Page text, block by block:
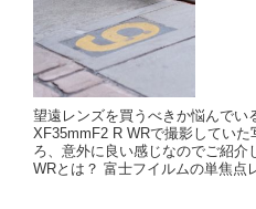
望遠レンズを買うべきか悩んでい
XF35mmF2 R WRで撮影してい
ろ、意外に良い感じなのでご紹
WRとは？ 富士フイルムの単焦点